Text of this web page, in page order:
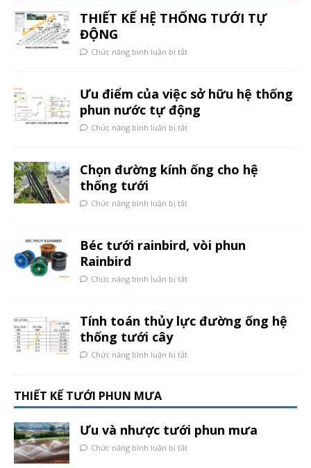
THIẾT KẾ HỆ THỐNG TƯỚI TỰ
ĐỘNG
Chức năng bình luận bị tắt
Ưu điểm của việc sở hữu hệ thống
phun nước tự động
Chức năng bình luận bị tắt
Chọn đường kính ống cho hệ
thống tưới
Chức năng bình luận bị tắt
Béc tưới rainbird, vòi phun
Rainbird
Chức năng bình luận bị tắt
Tính toán thủy lực đường ống hệ
thống tưới cây
Chức năng bình luận bị tắt
THIẾT KẾ TƯỚI PHUN MƯA
Ưu và nhược tưới phun mưa
Chức năng bình luận bị tắt